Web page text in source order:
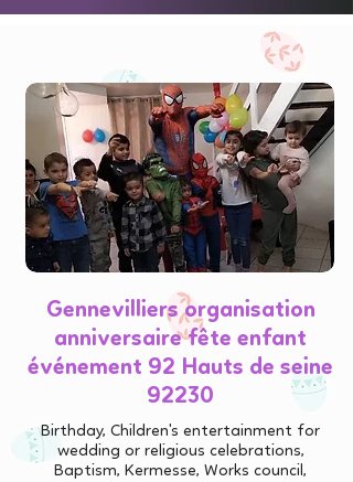
Gennevilliers organisation
anniversaire fête enfant
événement 92 Hauts de seine
92230
Birthday, Children's entertainment for
wedding or religious celebrations,
Baptism, Kermesse, Works council,